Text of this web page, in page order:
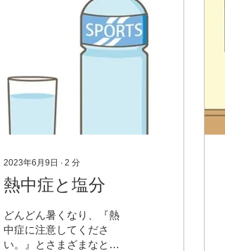
2023年6月9日 ∙ 2 分
熱中症と塩分
どんどん暑くなり、『熱
中症に注意してくださ
い。』とさまざまなとこ